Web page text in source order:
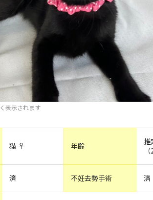
表示されます
猫 ♀ 年齢
推
済 不妊去勢手術 済